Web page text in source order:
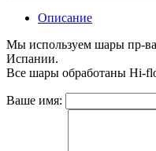
Описание
Мы используем шары пр-
Испании.
Все шары обработаны Hi-
Ваше имя: